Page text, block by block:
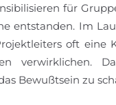
für
entstanden. Im
oft
verwirklichen.
Bewußtsein zu